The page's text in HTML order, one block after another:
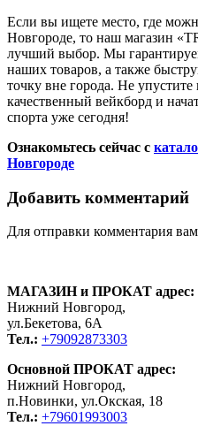
Если вы ищете место, где
Новгороде, то наш магазин «
лучший выбор. Мы
наших товаров, а также
точку вне города. Не
качественный вейкборд и
спорта уже сегодня!
Ознакомьтесь сейчас с
Новгороде
Добавить комментарий
Для отправки комментария
МАГАЗИН и ПРОКАТ адрес:
Нижний Новгород,
ул.Бекетова, 6А
Тел.: +79092873303
Основной ПРОКАТ адрес:
Нижний Новгород,
п.Новинки, ул.Окская, 18
Тел.: +79601993003